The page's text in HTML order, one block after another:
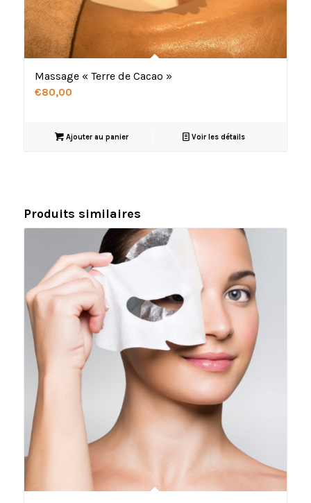
Massage « Terre de Cacao »
€80,00
Ajouter au panier Voir les détails
Produits similaires